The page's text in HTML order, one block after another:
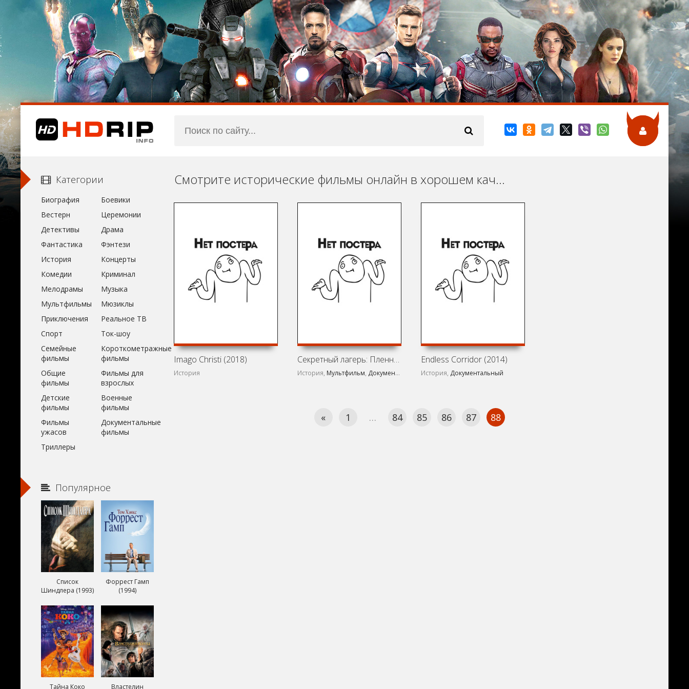
Смотрите исторические фильмы онлайн в хорошем качестве
Imago Christi (2018)
История
Секретный лагерь: Пленные нацисты в Америке (2021)
История, Мультфильм, Документальный ,Короткометражка
Endless Corridor (2014)
История, Документальный
« 1 … 84 85 86 87 88
Категории
Биография
Боевики
Вестерн
Церемонии
Детективы
Драма
Фантастика
Фэнтези
История
Концерты
Комедии
Криминал
Мелодрамы
Музыка
Мультфильмы
Мюзиклы
Приключения
Реальное ТВ
Спорт
Ток-шоу
Семейные
фильмы
Короткометражные
фильмы
Общие
фильмы
Фильмы для
взрослых
Детские
фильмы
Военные
фильмы
Фильмы
ужасов
Документальные
фильмы
Триллеры
Популярное
Список
Шиндлера (1993)
Форрест Гамп
(1994)
Тайна Коко Властелин